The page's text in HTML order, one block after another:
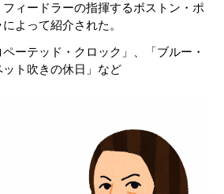
ィードラーの指揮するボストン・ポ
よって紹介された。
ーテッド・クロック」、「ブルー・
ト吹きの休日」など